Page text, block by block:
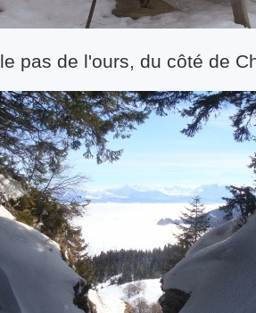
le pas de l'ours, du côté de